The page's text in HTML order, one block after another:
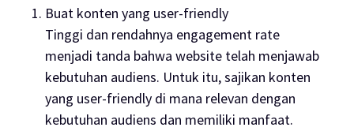
Buat konten yang user-friendly
Tinggi dan rendahnya engagement rate
menjadi tanda bahwa website telah menjawab
kebutuhan audiens. Untuk itu, sajikan konten
yang user-friendly di mana relevan dengan
kebutuhan audiens dan memiliki manfaat.